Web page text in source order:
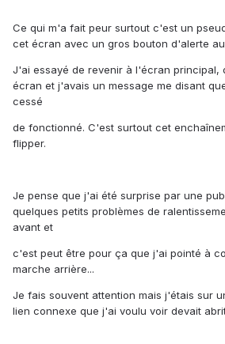
Ce qui m'a fait peur surtout c'est un
cet écran avec un gros bouton d'alerte au
J'ai essayé de revenir à l'écran principal,
écran et j'avais un message me disant
cessé
de fonctionné. C'est surtout cet
flipper.
Je pense que j'ai été surprise par une
quelques petits problèmes de
avant et
c'est peut être pour ça que j'ai pointé à
marche arrière...
Je fais souvent attention mais j'étais sur
lien connexe que j'ai voulu voir devait